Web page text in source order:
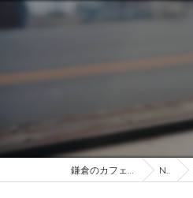
鎌倉のカフェなら産地直送のDROP IN NEWS